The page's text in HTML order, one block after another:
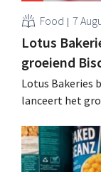
Food 7
Lotus
groeiend
Lotus Bakeries
lanceert het
moeten dit